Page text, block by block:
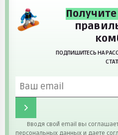
ПОДПИШИТЕСЬ НА
Вводя свой email вы
персональных данных и даете